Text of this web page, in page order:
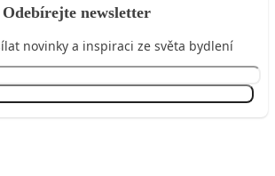
Odebírejte newsletter
novinky a inspiraci ze světa bydlení